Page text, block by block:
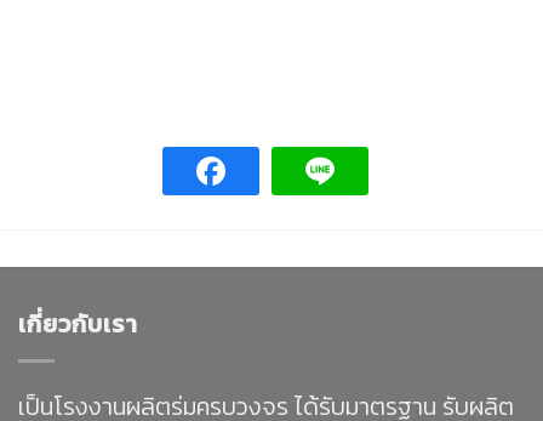
เกี่ยวกับเรา
เป็นโรงงานผลิตร่มครบวงจร ได้รับมาตรฐาน รับผลิต